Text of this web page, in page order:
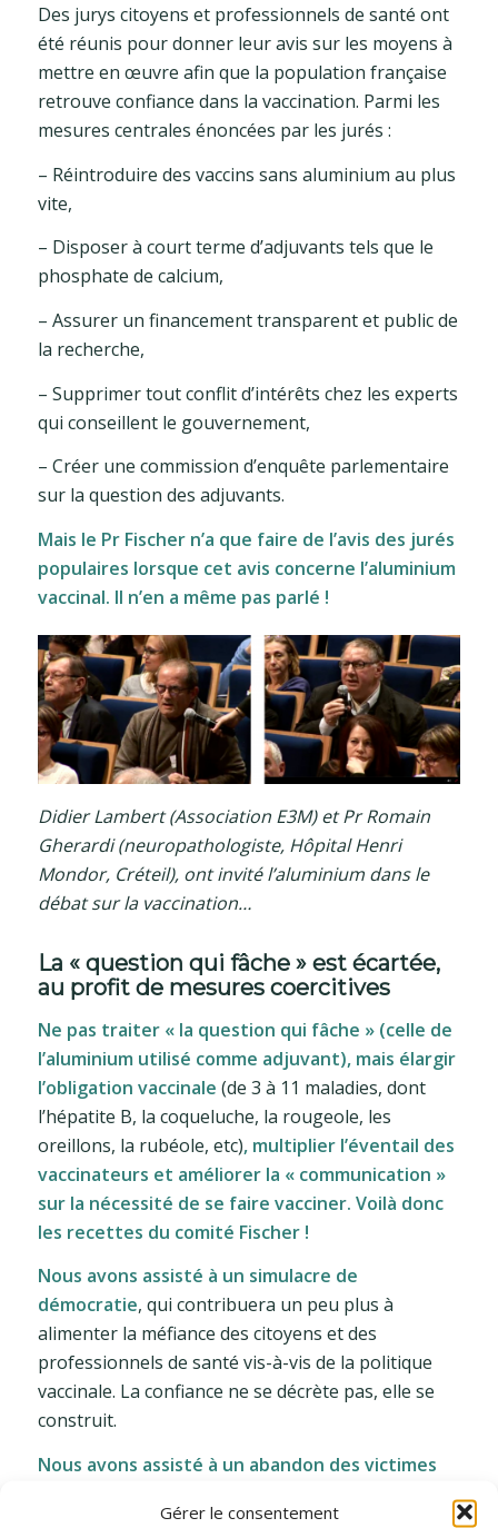
Gérer le consentement
Des jurys citoyens et professionnels de santé ont
été réunis pour donner leur avis sur les moyens à
mettre en œuvre afin que la population française
retrouve confiance dans la vaccination. Parmi les
mesures centrales énoncées par les jurés :
– Réintroduire des vaccins sans aluminium au plus
vite,
– Disposer à court terme d’adjuvants tels que le
phosphate de calcium,
– Assurer un financement transparent et public de
la recherche,
– Supprimer tout conflit d’intérêts chez les experts
qui conseillent le gouvernement,
– Créer une commission d’enquête parlementaire
sur la question des adjuvants.
Mais le Pr Fischer n’a que faire de l’avis des jurés
populaires lorsque cet avis concerne l’aluminium
vaccinal. Il n’en a même pas parlé !
Didier Lambert (Association E3M) et Pr Romain
Gherardi (neuropathologiste, Hôpital Henri
Mondor, Créteil), ont invité l’aluminium dans le
débat sur la vaccination…
La « question qui fâche » est écartée,
au profit de mesures coercitives
Ne pas traiter « la question qui fâche » (celle de
l’aluminium utilisé comme adjuvant), mais élargir
l’obligation vaccinale (de 3 à 11 maladies, dont
l’hépatite B, la coqueluche, la rougeole, les
oreillons, la rubéole, etc), multiplier l’éventail des
vaccinateurs et améliorer la « communication »
sur la nécessité de se faire vacciner. Voilà donc
les recettes du comité Fischer !
Nous avons assisté à un simulacre de
démocratie, qui contribuera un peu plus à
alimenter la méfiance des citoyens et des
professionnels de santé vis-à-vis de la politique
vaccinale. La confiance ne se décrète pas, elle se
construit.
Nous avons assisté à un abandon des victimes
vaccinal. Elles n’intéressent pas le comité Fischer…